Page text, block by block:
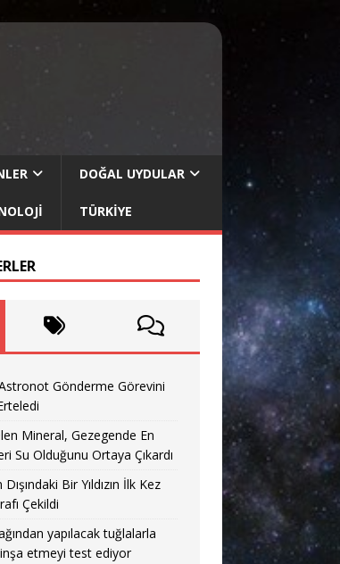
DOĞAL UYDULAR
TÜRKIYE
Astronot Gönderme Görevini
Mineral, Gezegende En
Su Olduğunu Ortaya Çıkardı
Bir Yıldızın İlk Kez
Çekildi
yapılacak tuğlalarla
inşa etmeyi test ediyor